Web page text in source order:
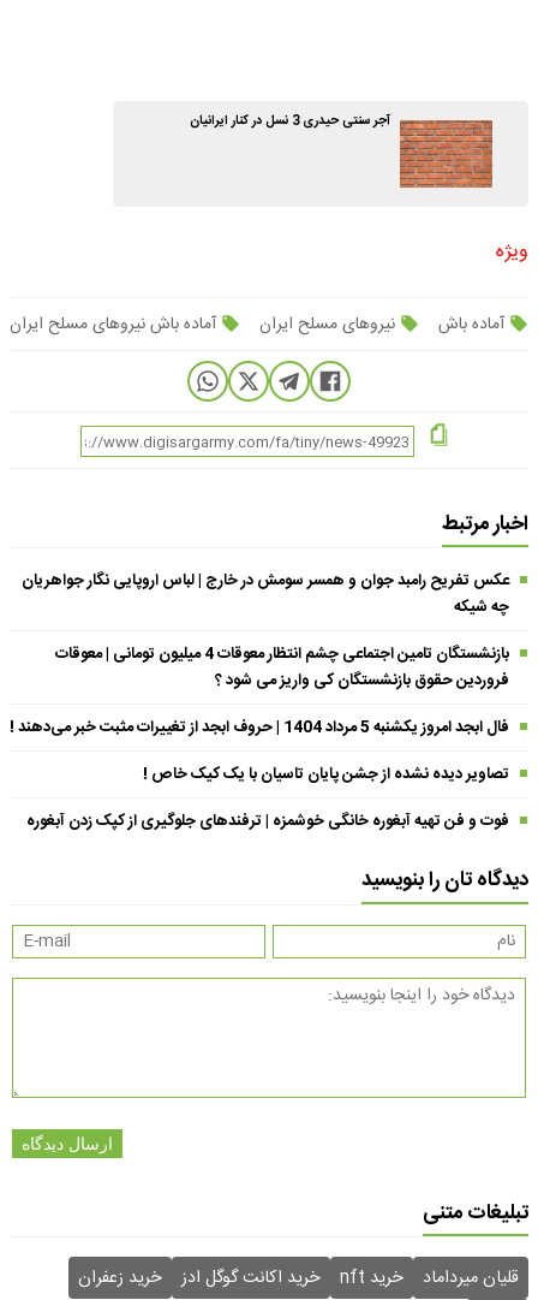
آجر سنتی حیدری 3 نسل در کنار ایرانیان
ویژه
آماده باش نیروهای مسلح ایران آماده باش نیروهای مسلح ایران
اخبار مرتبط
عکس تفریح رامبد جوان و همسر سومش در خارج | لباس اروپایی نگار جواهریان
چه شیکه
بازنشستگان تامین اجتماعی چشم انتظار معوقات 4 میلیون تومانی | معوقات
فروردین حقوق بازنشستگان کی واریز می شود ؟
فال ابجد امروز یکشنبه 5 مرداد 1404 | حروف ابجد از تغییرات مثبت خبر می‌دهند !
تصاویر دیده نشده از جشن پایان تاسیان با یک کیک خاص !
فوت و فن تهیه آبغوره خانگی خوشمزه | ترفندهای جلوگیری از کپک زدن آبغوره
دیدگاه تان را بنویسید
ارسال دیدگاه
تبلیغات متنی
قلیان میرداماد خرید nft خرید اکانت گوگل ادز خرید زعفران